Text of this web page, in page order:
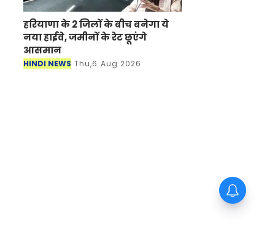
हरियाणा के 2 जिलों के बीच बनेगा ये
नया हाईवे, जमीनों के रेट छूएंगे
आसमान
HINDI NEWS Thu,6 Aug 2026